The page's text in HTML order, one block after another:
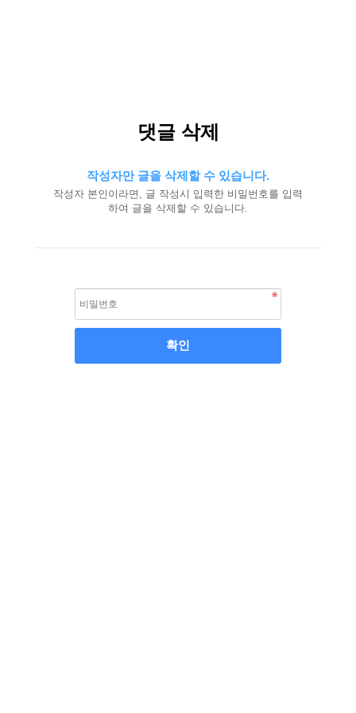
댓글 삭제
작성자만 글을 삭제할 수 있습니다.
작성자 본인이라면, 글 작성시 입력한 비밀번호를 입력
하여 글을 삭제할 수 있습니다.